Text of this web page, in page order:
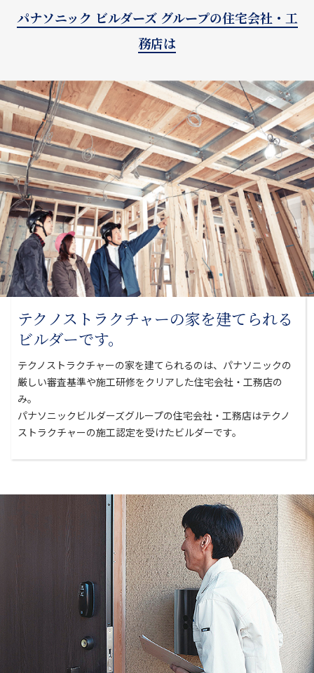
パナソニック ビルダーズ グループの住宅会社・工
務店は
テクノストラクチャーの家を建てられる
ビルダーです。
テクノストラクチャーの家を建てられるのは、パナソニックの
厳しい審査基準や施工研修をクリアした住宅会社・工務店の
み。
パナソニックビルダーズグループの住宅会社・工務店はテクノ
ストラクチャーの施工認定を受けたビルダーです。